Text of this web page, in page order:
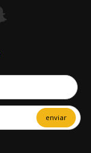
enviar